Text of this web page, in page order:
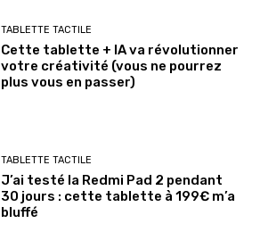
TABLETTE TACTILE
Cette tablette + IA va révolutionner
votre créativité (vous ne pourrez
plus vous en passer)
TABLETTE TACTILE
J’ai testé la Redmi Pad 2 pendant
30 jours : cette tablette à 199€ m’a
bluffé